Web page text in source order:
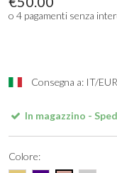
o 4 pagamenti senza
Consegna a: IT/EUR
In magazzino -
Colore: